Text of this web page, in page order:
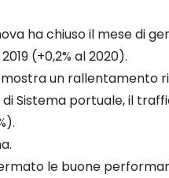
ha chiuso il mese di
(+0,2% al 2020).
mostra un rallentamento
Sistema portuale, il
le buone